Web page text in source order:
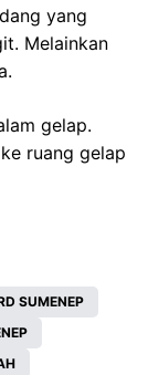
yang
Melainkan
gelap.
ruang gelap
SUMENEP